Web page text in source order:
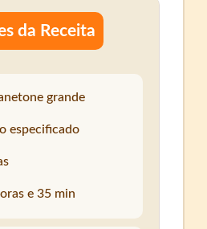
da Receita
grande
especificado
e 35 min